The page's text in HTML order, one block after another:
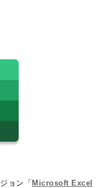
ョン「Microsoft Excel